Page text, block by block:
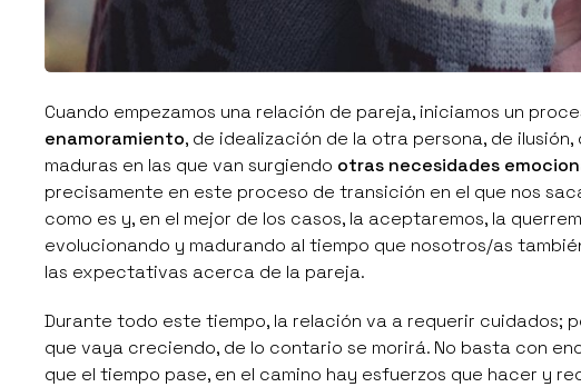
Cuando empezamos una relación de pareja, iniciamos un
enamoramiento, de idealización de la otra persona, de
maduras en las que van surgiendo otras necesidades
precisamente en este proceso de transición en el que nos
como es y, en el mejor de los casos, la aceptaremos, la
evolucionando y madurando al tiempo que nosotros/as
las expectativas acerca de la pareja.
Durante todo este tiempo, la relación va a requerir cuidados;
que vaya creciendo, de lo contario se morirá. No basta con
que el tiempo pase, en el camino hay esfuerzos que hacer y